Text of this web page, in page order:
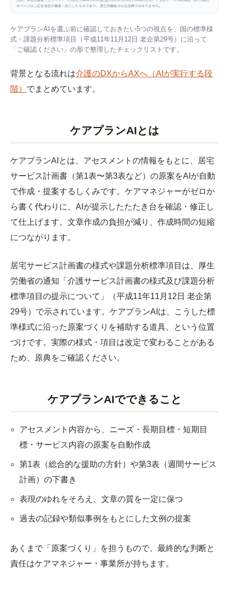
ケアプランAIを選ぶ前に確認しておきたい5つの視点を、国の標準様
式・課題分析標準項目（平成11年11月12日 老企第29号）に沿って
「ご確認ください」の形で整理したチェックリストです。
背景となる流れは介護のDXからAXへ（AIが実行する段
階） でまとめています。
ケアプランAIとは
ケアプランAIとは、アセスメントの情報をもとに、居宅
サービス計画書（第1表〜第3表など）の原案をAIが自動
で作成・提案するしくみです。ケアマネジャーがゼロか
ら書く代わりに、AIが提示したたたき台を確認・修正し
て仕上げます。文章作成の負担が減り、作成時間の短縮
につながります。
居宅サービス計画書の様式や課題分析標準項目は、厚生
労働省の通知「介護サービス計画書の様式及び課題分析
標準項目の提示について」（平成11年11月12日 老企第
29号）で示されています。ケアプランAIは、こうした標
準様式に沿った原案づくりを補助する道具、という位置
づけです。実際の様式・項目は改定で変わることがある
ため、原典をご確認ください。
ケアプランAIでできること
アセスメント内容から、ニーズ・長期目標・短期目
標・サービス内容の原案を自動作成
第1表（総合的な援助の方針）や第3表（週間サービス
計画）の下書き
表現のゆれをそろえ、文章の質を一定に保つ
過去の記録や類似事例をもとにした文例の提案
あくまで「原案づくり」を担うもので、最終的な判断と
責任はケアマネジャー・事業所が持ちます。